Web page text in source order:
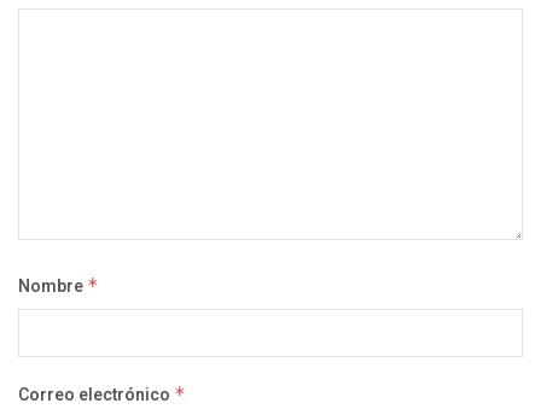
Nombre *
Correo electrónico *